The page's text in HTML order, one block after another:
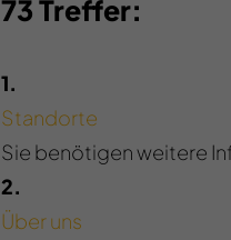
73 Treffer:
1.
Standorte
Sie benötigen weitere
2.
Über uns